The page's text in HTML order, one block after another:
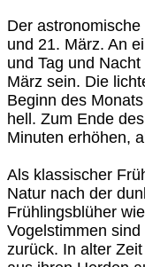
Der
und 21. März. An
und Tag und
März sein. Die
Beginn des
hell. Zum Ende
Minuten erhöhen,
Als klassischer
Natur nach der
Frühlingsblüher
Vogelstimmen
zurück. In alter